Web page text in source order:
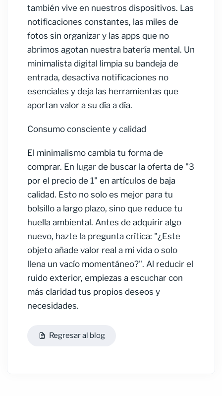
también vive en nuestros dispositivos. Las
notificaciones constantes, las miles de
fotos sin organizar y las apps que no
abrimos agotan nuestra batería mental. Un
minimalista digital limpia su bandeja de
entrada, desactiva notificaciones no
esenciales y deja las herramientas que
aportan valor a su día a día.
Consumo consciente y calidad
El minimalismo cambia tu forma de
comprar. En lugar de buscar la oferta de "3
por el precio de 1" en artículos de baja
calidad. Esto no solo es mejor para tu
bolsillo a largo plazo, sino que reduce tu
huella ambiental. Antes de adquirir algo
nuevo, hazte la pregunta crítica: "¿Este
objeto añade valor real a mi vida o solo
llena un vacío momentáneo?". Al reducir el
ruido exterior, empiezas a escuchar con
más claridad tus propios deseos y
necesidades.
Regresar al blog